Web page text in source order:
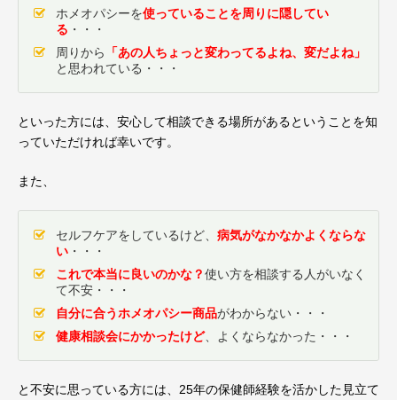
ホメオパシーを使っていることを周りに隠してい
る ・・・
周りから
「あの人ちょっと変わってるよね、変だよね」
と思われている・・・
といった方には、安心して相談できる場所があるということを知
っていただければ幸いです。
また、
セルフケアをしているけど、 病気がなかなかよくならな
い ・・・
これで本当に良いのかな？使い方を相談する人がいなく
て不安・・・
自分に合うホメオパシー商品がわからない・・・
健康相談会にかかったけど、よくならなかった・・・
と不安に思っている方には、 25年の保健師経験を活かした見立て